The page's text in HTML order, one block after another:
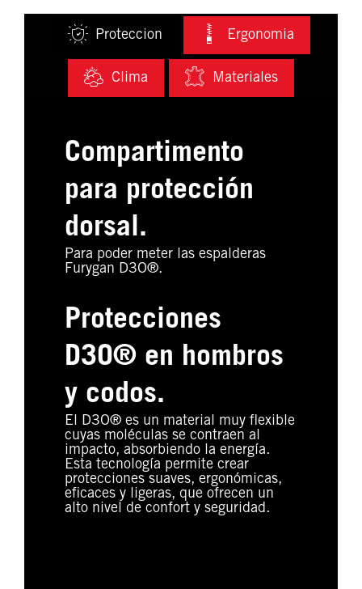
Proteccion Ergonomia
Clima Materiales
Compartimento
para protección
dorsal.
Para poder meter las espalderas
Furygan D3O®.
Protecciones
D3O® en hombros
y codos.
El D3O® es un material muy flexible
cuyas moléculas se contraen al
impacto, absorbiendo la energía.
Esta tecnología permite crear
protecciones suaves, ergonómicas,
eficaces y ligeras, que ofrecen un
alto nivel de confort y seguridad.